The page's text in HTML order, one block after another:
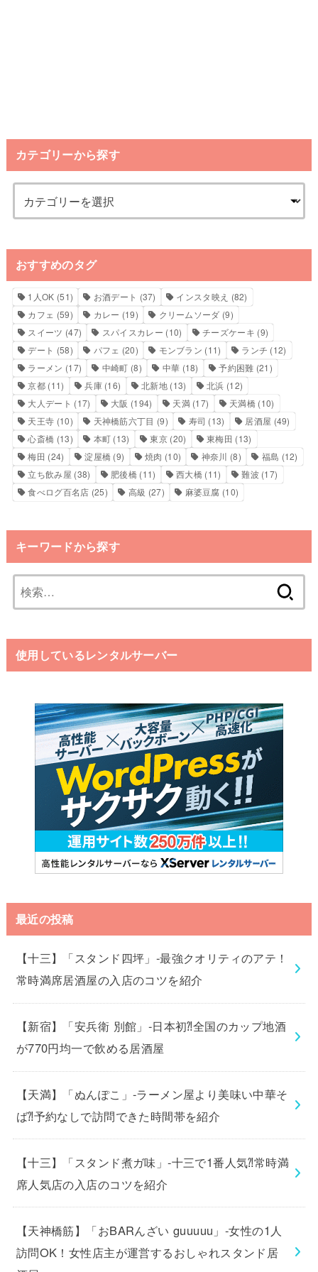
カテゴリーから探す
おすすめのタグ
1人OK (51) お酒デート (37) インスタ映え (82)
カフェ (59) カレー (19) クリームソーダ (9)
スイーツ (47) スパイスカレー (10) チーズケーキ (9)
デート (58) パフェ (20) モンブラン (11) ランチ (12)
ラーメン (17) 中崎町 (8) 中華 (18) 予約困難 (21)
京都 (11) 兵庫(16) 北新地(13) 北浜 (12)
大人デート (17) 大阪 (194) 天満(17) 天満橋(10)
天王寺 (10) 天神橋筋六丁目 (9) 寿司 (13) 居酒屋 (49)
心斎橋 (13) 本町 (13) 東京(20) 東梅田 (13)
梅田 (24) 淀屋橋 (9) 焼肉 (10) 神奈川 (8) 福島 (12)
立ち飲み屋 (38) 肥後橋 (11) 西大橋 (11) 難波 (17)
食べログ百名店 (25) 高級 (27) 麻婆豆腐 (10)
キーワードから探す
索:
使用しているレンタルサーバー
最近の投稿
【十三】「スタンド四坪」-最強クオリティのアテ！
常時満席居酒屋の入店のコツを紹介
【新宿】「安兵衛 別館」-日本初⁈全国のカップ地酒
が770円均一で飲める居酒屋
【天満】「ぬんぽこ」-ラーメン屋より美味い中華そ
ば⁈予約なしで訪問できた時間帯を紹介
【十三】「スタンド煮ガ味」-十三で1番人気⁈常時満
席人気店の入店のコツを紹介
【天神橋筋】「おBARんざい guuuuu」-女性の1人
訪問OK！女性店主が運営するおしゃれスタンド居